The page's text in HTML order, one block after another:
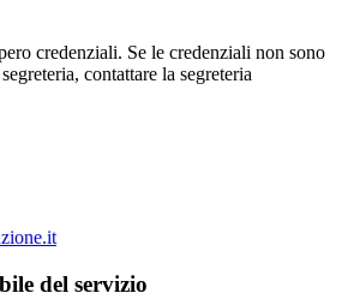
credenziali. Se le credenziali non sono
contattare la segreteria
del servizio